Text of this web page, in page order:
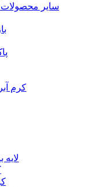
سایر
کرم